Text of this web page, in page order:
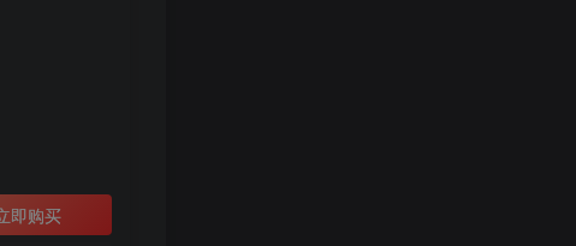
即购买